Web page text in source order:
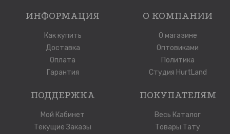
ИНФОРМАЦИЯ
Как купить
Доставка
Оплата
Гарантия
О КОМПАНИИ
О магазине
Оптовиками
Политика
Студия HurtLand
ПОДДЕРЖКА
Мой Кабинет
Текущие Заказы
ПОКУПАТЕЛЯМ
Весь Каталог
Товары Тату